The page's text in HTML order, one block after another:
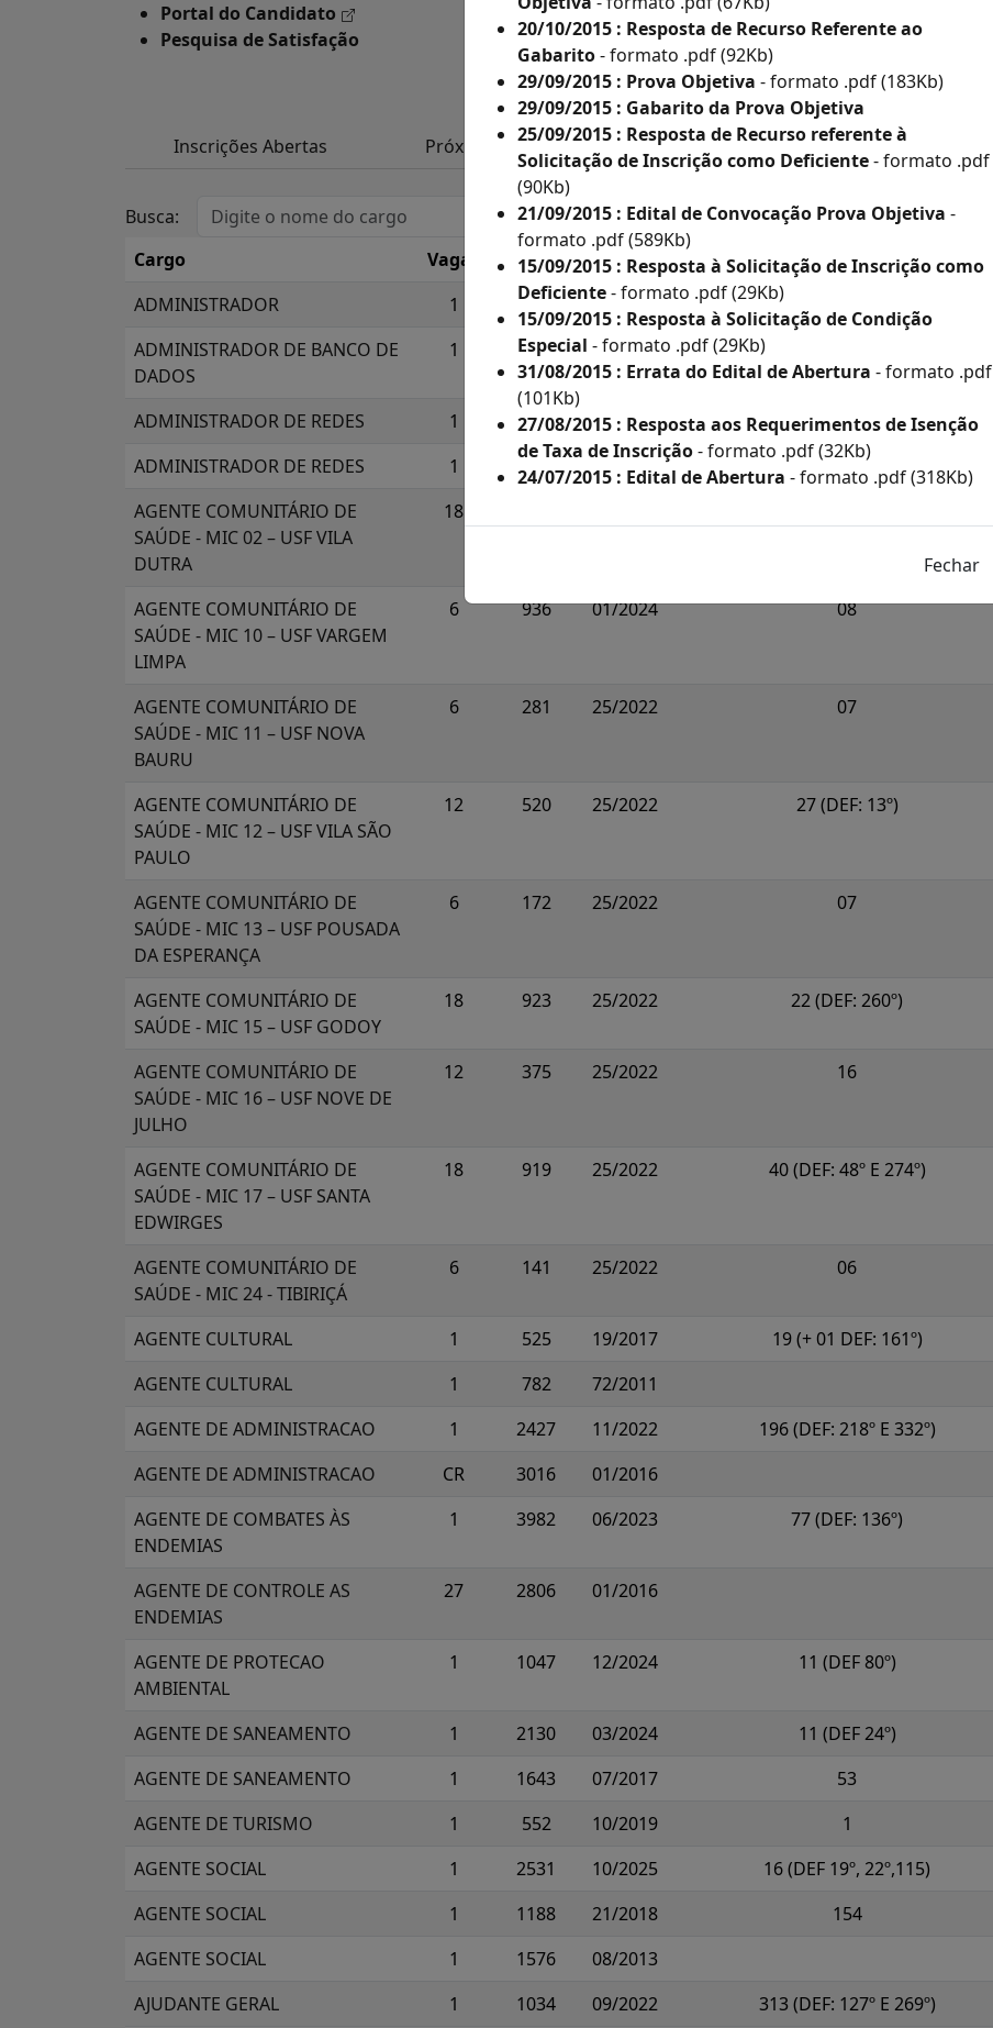
Portal do Candidato
Pesquisa de Satisfação
Inscrições Abertas Próximos Em Andamento Encerrados
Busca:
20/10/2015 : Resposta de Recurso Referente ao
Gabarito- formato .pdf (92Kb)
29/09/2015 : Prova Objetiva - formato .pdf (183Kb)
29/09/2015 : Gabarito da Prova Objetiva
25/09/2015 : Resposta de Recurso referente à
Solicitação de Inscrição como Deficiente- formato .pdf
(90Kb)
21/09/2015 : Edital de Convocação Prova Objetiva -
formato .pdf (589Kb)
15/09/2015 : Resposta à Solicitação de Inscrição como
Deficiente- formato .pdf (29Kb)
15/09/2015 : Resposta à Solicitação de Condição
Especial - formato .pdf (29Kb)
31/08/2015 : Errata do Edital de Abertura - formato .pdf
(101Kb)
27/08/2015 : Resposta aos Requerimentos de Isenção
de Taxa de Inscrição- formato .pdf (32Kb)
24/07/2015 : Edital de Abertura - formato .pdf (318Kb)
Cargo Vagas Inscritos Edital Convocados
ADMINISTRADOR
1 328 09/2019
ADMINISTRADOR DE BANCO DE
DADOS
1 41 18/2012
ADMINISTRADOR DE REDES 1 143 09/2023 5
ADMINISTRADOR DE REDES
1 147 06/2016
AGENTE COMUNITÁRIO DE
SAÚDE - MIC 02 – USF VILA
DUTRA
18
AGENTE COMUNITÁRIO DE
SAÚDE - MIC 10 – USF VARGEM
LIMPA
6 936 01/2024 08
AGENTE COMUNITÁRIO DE
SAÚDE - MIC 11 – USF NOVA
BAURU
6 281 25/2022 07
AGENTE COMUNITÁRIO DE
SAÚDE - MIC 12 – USF VILA SÃO
PAULO
12 520 25/2022 27 (DEF: 13º)
AGENTE COMUNITÁRIO DE
SAÚDE - MIC 13 – USF POUSADA
DA ESPERANÇA
6 172 25/2022 07
AGENTE COMUNITÁRIO DE
SAÚDE - MIC 15 – USF GODOY
18 923 25/2022 22 (DEF: 260º)
AGENTE COMUNITÁRIO DE
SAÚDE - MIC 16 – USF NOVE DE
JULHO
12 375 25/2022 16
AGENTE COMUNITÁRIO DE
SAÚDE - MIC 17 – USF SANTA
EDWIRGES
18 919 25/2022 40 (DEF: 48º E 274º)
AGENTE COMUNITÁRIO DE
SAÚDE - MIC 24 - TIBIRIÇÁ
6 141 25/2022 06
AGENTE CULTURAL 1 525 19/2017 19 (+ 01 DEF: 161º)
AGENTE CULTURAL
1 782 72/2011
AGENTE DE ADMINISTRACAO
1 2427 11/2022 196 (DEF: 218º E 332º)
AGENTE DE ADMINISTRACAO
CR 3016 01/2016
AGENTE DE COMBATES ÀS
ENDEMIAS
1 3982 06/2023 77 (DEF: 136º)
AGENTE DE CONTROLE AS
ENDEMIAS
27 2806 01/2016
AGENTE DE PROTECAO
AMBIENTAL
1 1047 12/2024 11 (DEF 80º)
AGENTE DE SANEAMENTO 1 2130 03/2024 11 (DEF 24º)
AGENTE DE SANEAMENTO
1 1643 07/2017 53
AGENTE DE TURISMO
1 552 10/2019 1
AGENTE SOCIAL
1 2531 10/2025 16 (DEF 19º, 22º,115)
AGENTE SOCIAL
1 1188 21/2018 154
AGENTE SOCIAL
1 1576 08/2013
AJUDANTE GERAL
1 1034 09/2022 313 (DEF: 127º E 269º)